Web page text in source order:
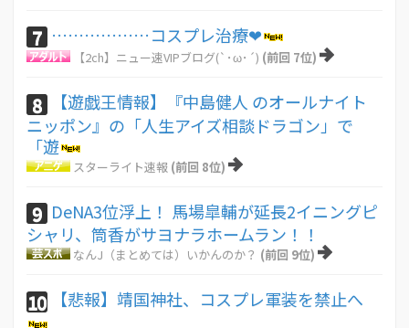
7 ………………コスプレ治療❤
【2ch】ニュー速VIPブログ(`･ω･´) (前回 7位)
8
【遊戯王情報】『中島健人 のオールナイト
ニッポン』の「人生アイズ相談ドラゴン」で
「遊
スターライト速報 (前回 8位)
9 DeNA3位浮上！ 馬場皐輔が延長2イニングピ
シャリ、筒香がサヨナラホームラン！！
なんJ（まとめては）いかんのか？ (前回 9位)
10 【悲報】靖国神社、コスプレ軍装を禁止へ